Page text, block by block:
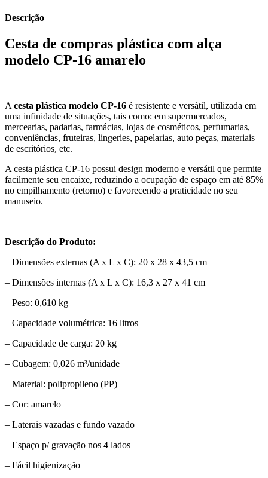
Descrição
Cesta de compras plástica com alça
modelo CP-16 amarelo
A cesta plástica modelo CP-16 é resistente e versátil, utilizada em
uma infinidade de situações, tais como: em supermercados,
mercearias, padarias, farmácias, lojas de cosméticos, perfumarias,
conveniências, fruteiras, lingeries, papelarias, auto peças, materiais
de escritórios, etc.
A cesta plástica CP-16 possui design moderno e versátil que permite
facilmente seu encaixe, reduzindo a ocupação de espaço em até 85%
no empilhamento (retorno) e favorecendo a praticidade no seu
manuseio.
Descrição do Produto:
– Dimensões externas (A x L x C): 20 x 28 x 43,5 cm
– Dimensões internas (A x L x C): 16,3 x 27 x 41 cm
– Peso: 0,610 kg
– Capacidade volumétrica: 16 litros
– Capacidade de carga: 20 kg
– Cubagem: 0,026 m³/unidade
– Material: polipropileno (PP)
– Cor: amarelo
– Laterais vazadas e fundo vazado
– Espaço p/ gravação nos 4 lados
– Fácil higienização